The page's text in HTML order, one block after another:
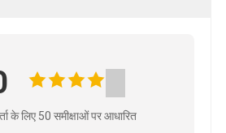
के लिए 50 समीक्षाओं पर आधारित